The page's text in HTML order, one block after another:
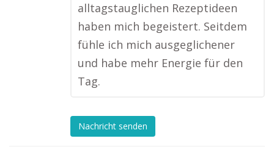
alltagstauglichen Rezeptideen
haben mich begeistert. Seitdem
fühle ich mich ausgeglichener
und habe mehr Energie für den
Tag.
Nachricht senden